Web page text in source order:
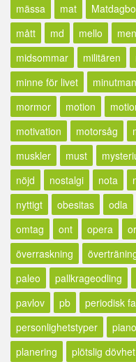
mässa
mat
mått
md mello
midsommar
militären
minne för livet
mormor
motion
motivation
motorsåg
muskler
must
nöjd
nostalgi nota
nyttigt
obesitas odla
omtag
ont opera
överraskning
paleo
pallkrageodling
pavlov
pb periodisk
personlighetstyper
piano
planering
plötslig dövhet